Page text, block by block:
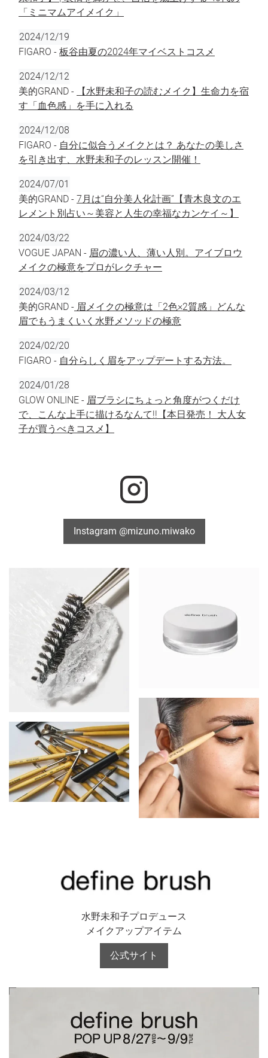
「ミニマムアイメイク」
2024/12/19
FIGARO - 板谷由夏の2024年マイベストコスメ
2024/12/12
美的GRAND -
【水野未和子の読むメイク】生命力を宿
す「血色感」を手に入れる
2024/12/08
FIGARO - 自分に似合うメイクとは？ あなたの美しさ
を引き出す、水野未和子のレッスン開催！
2024/07/01
美的GRAND - 7月は“自分美人化計画”【青木良文のエ
レメント別占い～美容と人生の幸福なカンケイ～】
2024/03/22
VOGUE JAPAN - 眉の濃い人、薄い人別。アイブロウ
メイクの極意をプロがレクチャー
2024/03/12
美的GRAND - 眉メイクの極意は「2色×2質感」どんな
眉でもうまくいく水野メソッドの極意
2024/02/20
FIGARO - 自分らしく眉をアップデートする方法。
2024/01/28
GLOW ONLINE - 眉ブラシにちょっと角度がつくだけ
で、こんな上手に描けるなんて!!【本日発売！ 大人女
子が買うべきコスメ】
Instagram @mizuno.miwako
水野未和子プロデュース
メイクアップアイテム
公式サイト